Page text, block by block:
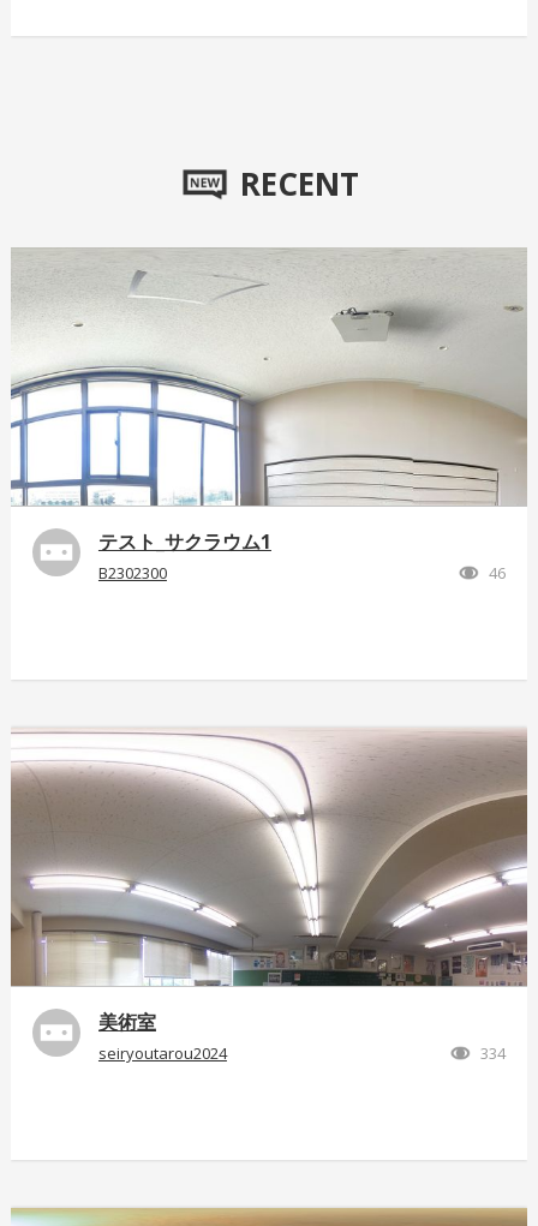
RECENT
テスト_サクラウム1
B2302300 46
美術室
seiryoutarou2024 334